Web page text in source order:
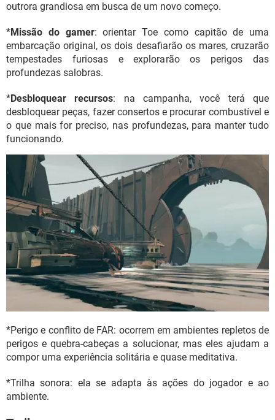
outrora grandiosa em busca de um novo começo.
*Missão do gamer: orientar Toe como capitão de uma
embarcação original, os dois desafiarão os mares, cruzarão
tempestades furiosas e explorarão os perigos das
profundezas salobras.
*Desbloquear recursos: na campanha, você terá que
desbloquear peças, fazer consertos e procurar combustível e
o que mais for preciso, nas profundezas, para manter tudo
funcionando.
*Perigo e conflito de FAR: ocorrem em ambientes repletos de
perigos e quebra-cabeças a solucionar, mas eles ajudam a
compor uma experiência solitária e quase meditativa.
*Trilha sonora: ela se adapta às ações do jogador e ao
ambiente.